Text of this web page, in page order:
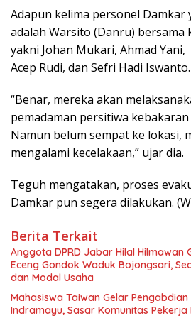
Adapun kelima personel Damkar
adalah Warsito (Danru) bersama
yakni Johan Mukari, Ahmad Yani,
Acep Rudi, dan Sefri Hadi Iswanto.
“Benar, mereka akan
pemadaman persitiwa
Namun belum sempat ke lokasi,
mengalami kecelakaan,” ujar dia.
Teguh mengatakan, proses
Damkar pun segera dilakukan.
Berita Terkait
Anggota DPRD Jabar Hilal Hilmawan
Eceng Gondok Waduk Bojongsari,
dan Modal Usaha
Mahasiswa Taiwan Gelar
Indramayu, Sasar Komunitas Pekerja